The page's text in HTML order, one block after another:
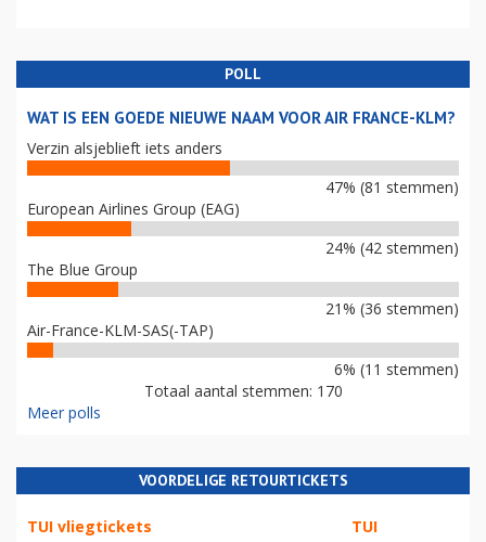
POLL
WAT IS EEN GOEDE NIEUWE NAAM VOOR AIR FRANCE-KLM?
Verzin alsjeblieft iets anders
47% (81 stemmen)
European Airlines Group (EAG)
24% (42 stemmen)
The Blue Group
21% (36 stemmen)
Air-France-KLM-SAS(-TAP)
6% (11 stemmen)
Totaal aantal stemmen: 170
Meer polls
VOORDELIGE RETOURTICKETS
TUI vliegtickets TUI